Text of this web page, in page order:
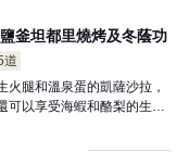
釜坦都里燒烤及冬蔭功
道
火腿和溫泉蛋的凱薩沙拉，
可以享受海蝦和酪梨的生春
辣的冬蔭功湯之後，將會有